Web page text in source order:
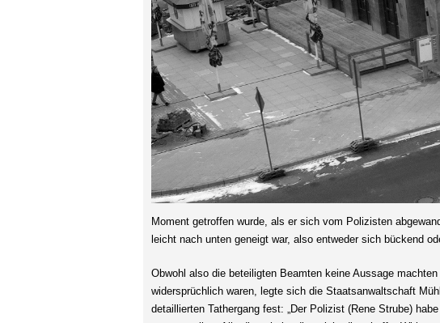
Moment getroffen wurde, als er sich vom Polizisten
leicht nach unten geneigt war, also entweder sich bückend
Obwohl also die beteiligten Beamten keine Aussage
widersprüchlich waren, legte sich die Staatsanwaltschaft
detaillierten Tathergang fest: „Der Polizist (Rene Strube)